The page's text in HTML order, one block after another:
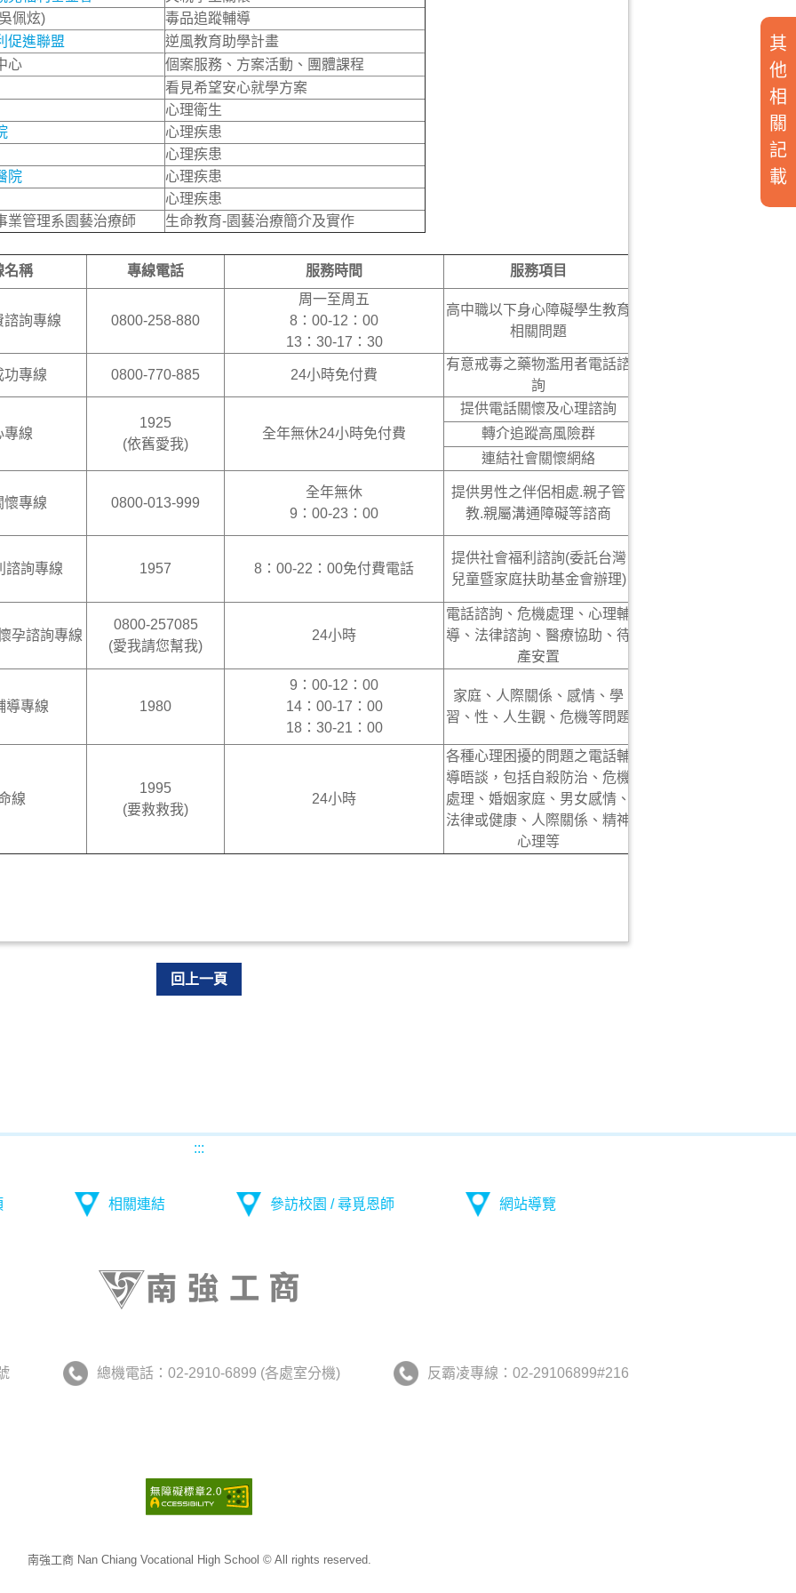
佩炫)
促進聯盟
心
毒品追蹤輔導
逆風教育助學計畫
個案服務、方案活動、團體課程
看見希望安心就學方案
心理衛生
心理疾患
心理疾患
院
心理疾患
心理疾患
業管理系園藝治療師 生命教育-園藝治療簡介及實作
名稱 專線電話 服務時間 服務項目
諮詢專線 0800-258-880
周一至周五
8：00-12：00
13：30-17：30
高中職以下身心障礙學生教育
相關問題
功專線 0800-770-885 24小時免付費
有意戒毒之藥物濫用者電話諮
詢
專線
1925
(依舊愛我)
全年無休24小時免付費
提供電話關懷及心理諮詢
轉介追蹤高風險群
連結社會關懷網絡
懷專線 0800-013-999
全年無休
9：00-23：00
提供男性之伴侶相處.親子管
教.親屬溝通障礙等諮商
諮詢專線 1957 8：00-22：00免付費電話
提供社會福利諮詢(委託台灣
兒童暨家庭扶助基金會辦理)
孕諮詢專線
0800-257085
(愛我請您幫我)
24小時
電話諮詢、危機處理、心理輔
導、法律諮詢、醫療協助、待
產安置
導專線 1980
9：00-12：00
14：00-17：00
18：30-21：00
家庭、人際關係、感情、學
習、性、人生觀、危機等問題
線
1995
(要救救我)
24小時
各種心理困擾的問題之電話輔
導晤談，包括自殺防治、危機
處理、婚姻家庭、男女感情、
法律或健康、人際關係、精神
心理等
回上一頁
:::
相關連結 參訪校園 / 尋覓恩師 網站導覽
總機電話：02-2910-6899 (各處室分機) 反霸凌專線：02-29106899#216
南強工商 Nan Chiang Vocational High School © All rights reserved.
其
他
相
關
記
載